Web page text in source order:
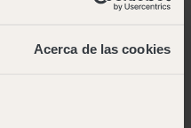
Acerca de las cookies